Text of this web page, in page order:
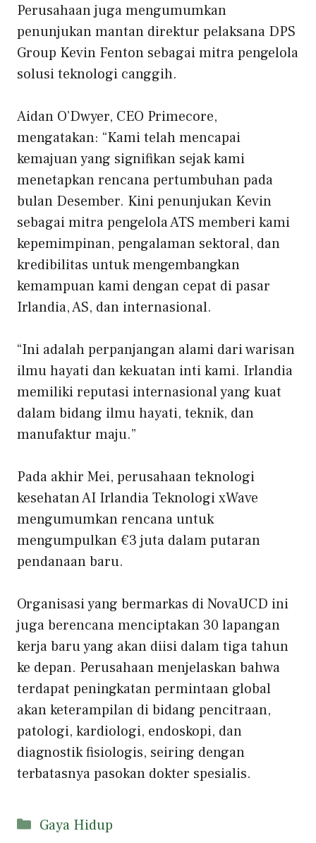
Perusahaan juga mengumumkan
penunjukan mantan direktur pelaksana DPS
Group Kevin Fenton sebagai mitra pengelola
solusi teknologi canggih.
Aidan O’Dwyer, CEO Primecore,
mengatakan: “Kami telah mencapai
kemajuan yang signifikan sejak kami
menetapkan rencana pertumbuhan pada
bulan Desember. Kini penunjukan Kevin
sebagai mitra pengelola ATS memberi kami
kepemimpinan, pengalaman sektoral, dan
kredibilitas untuk mengembangkan
kemampuan kami dengan cepat di pasar
Irlandia, AS, dan internasional.
“Ini adalah perpanjangan alami dari warisan
ilmu hayati dan kekuatan inti kami. Irlandia
memiliki reputasi internasional yang kuat
dalam bidang ilmu hayati, teknik, dan
manufaktur maju.”
Pada akhir Mei, perusahaan teknologi
kesehatan AI IrlandiaTeknologi xWave
mengumumkan rencana untuk
mengumpulkan €3 juta dalam putaran
pendanaan baru.
Organisasi yang bermarkas di NovaUCD ini
juga berencana menciptakan 30 lapangan
kerja baru yang akan diisi dalam tiga tahun
ke depan. Perusahaan menjelaskan bahwa
terdapat peningkatan permintaan global
akan keterampilan di bidang pencitraan,
patologi, kardiologi, endoskopi, dan
diagnostik fisiologis, seiring dengan
terbatasnya pasokan dokter spesialis.
Kategori
Gaya Hidup